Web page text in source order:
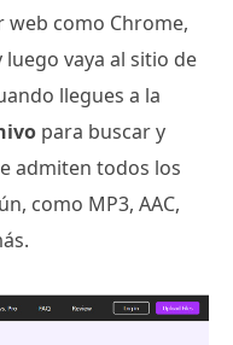
web como Chrome,
luego vaya al sitio de
llegues a la
para buscar y
admiten todos los
como MP3, AAC,